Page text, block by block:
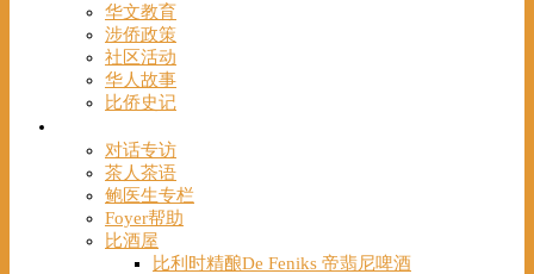
华文教育
涉侨政策
社区活动
华人故事
比侨史记
对话专访
茶人茶语
鲍医生专栏
Foyer帮助
比酒屋
比利时精酿De Feniks 帝翡尼啤酒